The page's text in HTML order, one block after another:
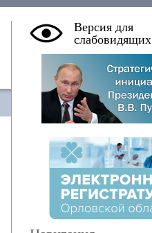
Версия для
слабовидящих